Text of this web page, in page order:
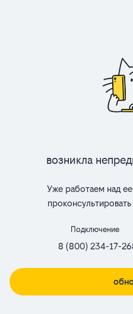
Возникла
Уже работаем над
Подключение
8 (800) 234-17-26